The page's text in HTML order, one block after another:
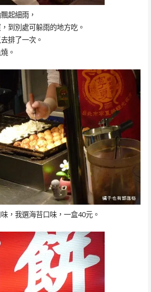
起細雨，
到別處可躲雨的地方吃。
排了一次。
。
，我選海苔口味，一盒40元。